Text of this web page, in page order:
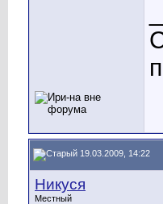
19.03.2009, 14:22
Никуся
Местный